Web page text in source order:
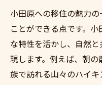
小田原への移住の魅力
ことができる点です。
な特性を活かし、自然
現します。例えば、朝
族で訪れる山々のハイ